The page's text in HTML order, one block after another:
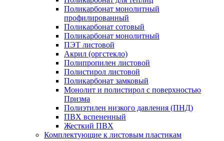
Поликарбонат монолитный
профилированный
Поликарбонат сотовый
Поликарбонат монолитный
ПЭТ листовой
Акрил (оргстекло)
Полипропилен листовой
Полистирол листовой
Поликарбонат замковый
Монолит и полистирол с поверхностью
Призма
Полиэтилен низкого давления (ПНД)
ПВХ вспененный
Жесткий ПВХ
Комплектующие к листовым пластикам